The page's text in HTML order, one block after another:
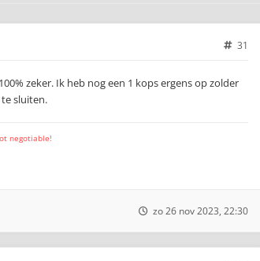
31
zeker. Ik heb nog een 1 kops ergens op zolder
sluiten.
negotiable!
zo 26 nov 2023, 22:30